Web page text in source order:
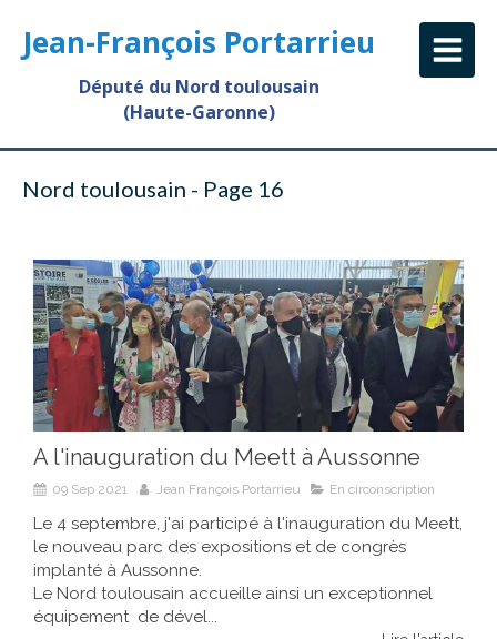
Jean-François Portarrieu
Député du Nord toulousain
(Haute-Garonne)
Nord toulousain - Page 16
A l'inauguration du Meett à Aussonne
09 Sep 2021 Jean François Portarrieu En circonscription
Le 4 septembre, j'ai participé à l'inauguration du Meett,
le nouveau parc des expositions et de congrès
implanté à Aussonne.
Le Nord toulousain accueille ainsi un exceptionnel
équipement de dével...